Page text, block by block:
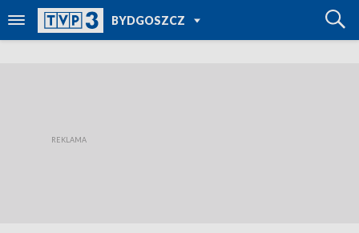
BYDGOSZCZ
TVP REGIONY